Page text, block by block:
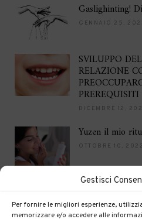
Gestisci
Per fornire le migliori esperienze,
memorizzare e/o accedere alle
Gaslighinting!
GENNAIO 25,
SVILUPPO
RELAZIONE
DICEMBRE 12,
Yuzen il mio
OTTOBRE 10, 2022
DICEMBRE 16,